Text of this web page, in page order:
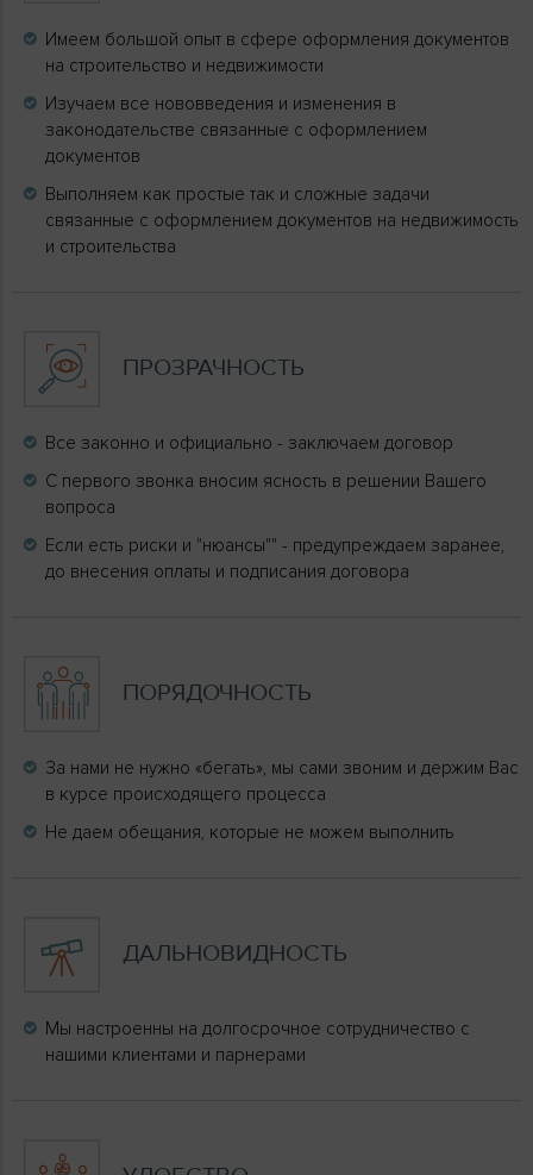
Имеем большой опыт в сфере оформления документов
на строительство и недвижимости
Изучаем все нововведения и изменения в
законодательстве связанные с оформлением
документов
Выполняем как простые так и сложные задачи
связанные с оформлением документов на недвижимость
и строительства
ПРОЗРАЧНОСТЬ
Все законно и официально - заключаем договор
C первого звонка вносим ясность в решении Вашего
вопроса
Если есть риски и "нюансы"" - предупреждаем заранее,
до внесения оплаты и подписания договора
ПОРЯДОЧНОСТЬ
За нами не нужно «бегать», мы сами звоним и держим Вас
в курсе происходящего процесса
Не даем обещания, которые не можем выполнить
ДАЛЬНОВИДНОСТЬ
Мы настроенны на долгосрочное сотрудничество с
нашими клиентами и парнерами